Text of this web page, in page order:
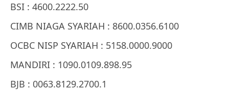
BSI : 4600.2222.50
CIMB NIAGA SYARIAH : 8600.0356.6100
OCBC NISP SYARIAH : 5158.0000.9000
MANDIRI : 1090.0109.898.95
BJB : 0063.8129.2700.1